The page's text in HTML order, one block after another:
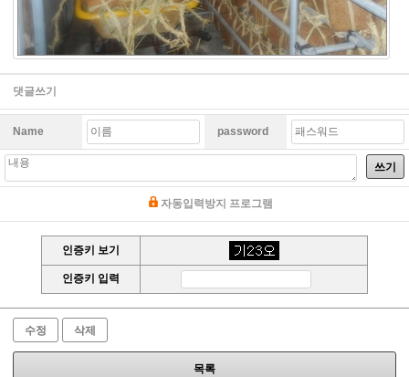
댓글쓰기
Name password
쓰기
자동입력방지 프로그램
인증키 보기
인증키 입력
수정 삭제
목록